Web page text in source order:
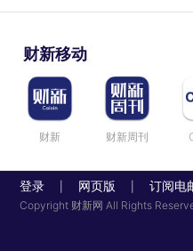
财新移动
财新 财新周刊
登录 网页版 订阅电
Copyright 财新网 All Rights